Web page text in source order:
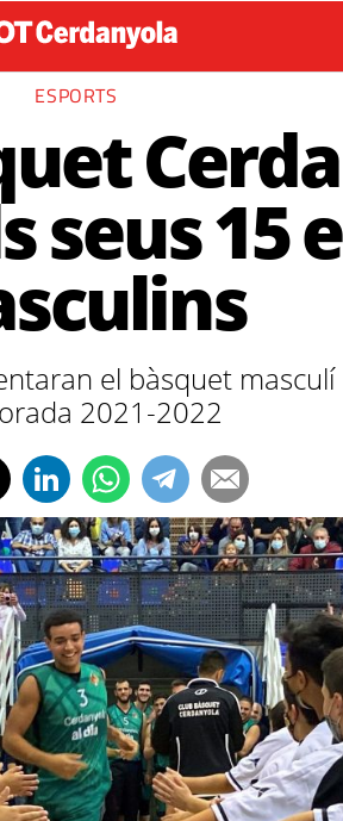
ESPORTS
seus 15
el bàsquet
2021-2022